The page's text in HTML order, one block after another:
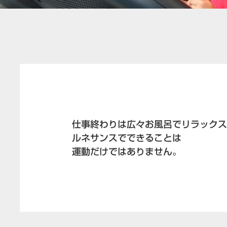
仕事終わりは広々お風呂でリラック
ルネサンスでできることは
運動だけではありません。